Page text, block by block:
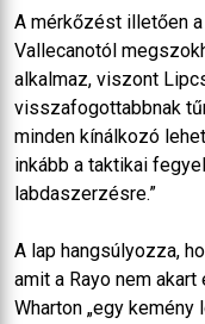
A mérkőzést illetően
Vallecanotól
alkalmaz, viszont
visszafogottabbnak
minden kínálkozó
inkább a taktikai
labdaszerzésre.”
A lap hangsúlyozza,
amit a Rayo nem
Wharton „egy